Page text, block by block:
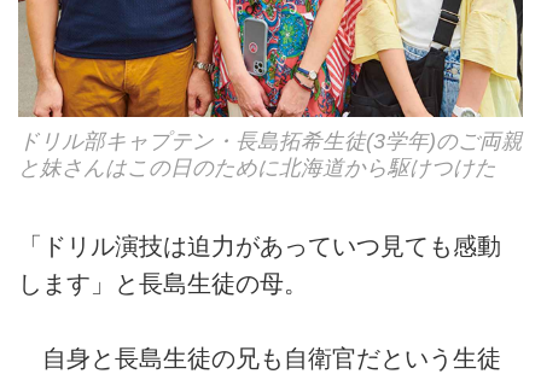
ドリル部キャプテン・長島拓希生徒(3学年)のご両親
と妹さんはこの日のために北海道から駆けつけた
「ドリル演技は迫力があっていつ見ても感動
します」と長島生徒の母。
自身と長島生徒の兄も自衛官だという生徒